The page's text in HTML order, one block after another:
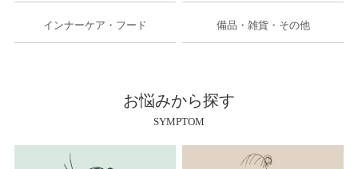
インナーケア・フード 備品・雑貨・その他
お悩みから探す
SYMPTOM